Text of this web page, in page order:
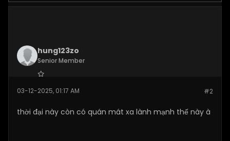
hung123zo
Senior Member
Posts:149 #2
03-12-2025, 01:17 AM
thời đại này còn có quán mát xa lành mạnh thế này à